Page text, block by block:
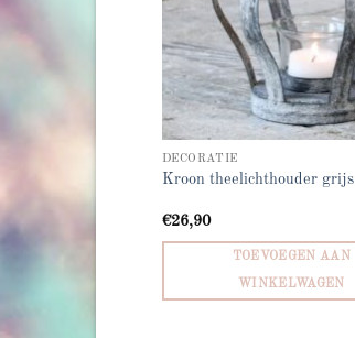
DECORATIE
Kroon theelichthouder grijs
€26,90
TOEVOEGEN AAN
WINKELWAGEN